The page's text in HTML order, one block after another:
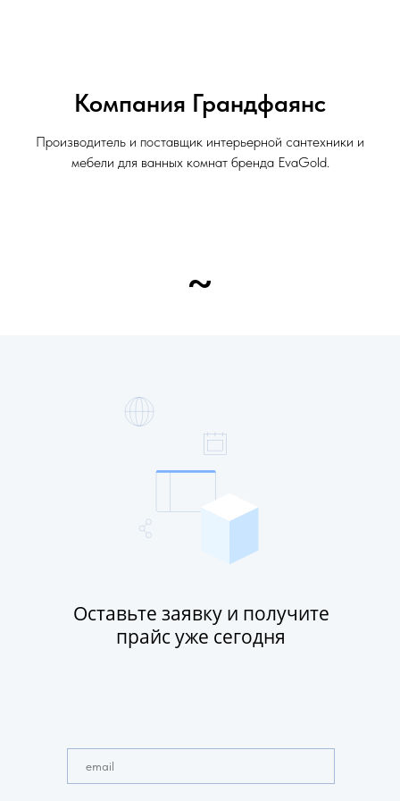
Компания Грандфаянс
Производитель и поставщик интерьерной сантехники и
мебели для ванных комнат бренда EvaGold.
~
Оставьте заявку и получите
прайс уже сегодня